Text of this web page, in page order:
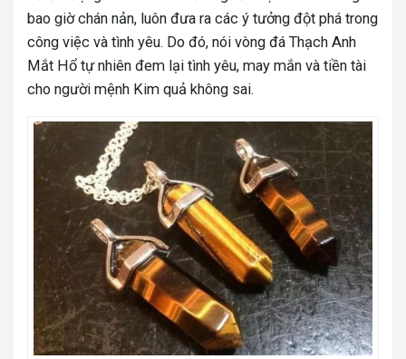
bao giờ chán nản, luôn đưa ra các ý tưởng đột phá trong
công việc và tình yêu. Do đó, nói vòng đá Thạch Anh
Mắt Hổ tự nhiên đem lại tình yêu, may mắn và tiền tài
cho người mệnh Kim quả không sai.